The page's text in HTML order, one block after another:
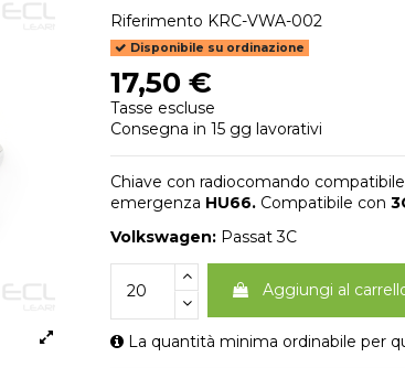
Riferimento KRC-VWA-002
Disponibile su ordinazione
17,50 €
Tasse escluse
Consegna in 15 gg lavorativi
Chiave con radiocomando
emergenza HU66. Compatibile con
Volkswagen: Passat 3C
Aggiungi al
La quantità minima ordinabile per